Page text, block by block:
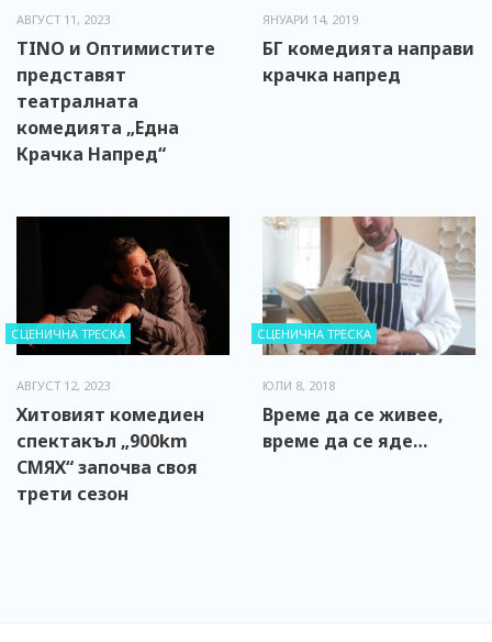
АВГУСТ 11, 2023
TINO и Оптимистите
представят
театралната
комедията „Една
Крачка Напред“
ЯНУАРИ 14, 2019
БГ комедията направи
крачка напред
СЦЕНИЧНА ТРЕСКА
АВГУСТ 12, 2023
Хитовият комедиен
спектакъл „900km
СМЯХ“ започва своя
трети сезон
СЦЕНИЧНА ТРЕСКА
ЮЛИ 8, 2018
Време да се живее,
време да се яде…